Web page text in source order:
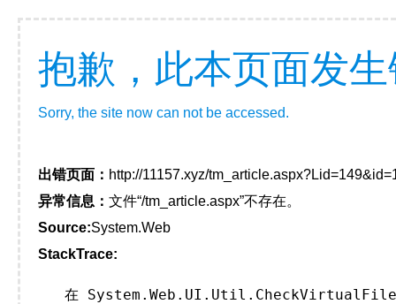
抱歉，此本页面发
Sorry, the site now can not be accessed.
出错页面： http://11157.xyz/
异常信息： 文件“/tm_article.aspx”不存在。
Source:System.Web
StackTrace:
在